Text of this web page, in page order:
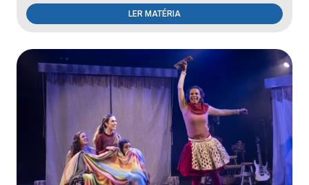
LER MATÉRIA